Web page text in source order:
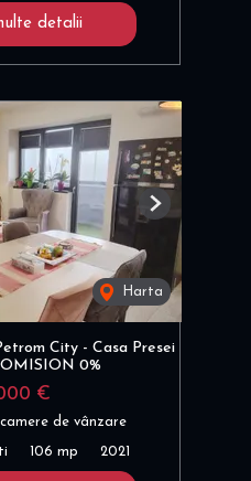
detalii
Harta
Next
City - Casa Presei
0%
€
de vânzare
106 mp 2021